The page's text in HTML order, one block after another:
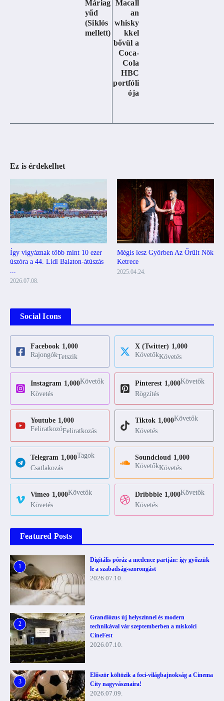
Máriag
yűd
(Siklós
mellett)
Macall
an
whisky
kkel
bővül a
Coca-
Cola
HBC
portfóli
ója
Ez is érdekelhet
Így vigyáznak több mint 10 ezer
úszóra a 44. Lidl Balaton-átúszás
...
2026.07.08.
Mégis lesz Győrben Az Őrült Nők
Ketrece
2025.04.24.
Social Icons
Facebook 1,000
RajongókTetszik
X (Twitter) 1,000
KövetőkKövetés
Instagram 1,000Követők
Követés
Pinterest 1,000Követők
Rögzítés
Youtube 1,000
FeliratkozóFeliratkozás
Tiktok 1,000Követők
Követés
Telegram 1,000Tagok
Csatlakozás
Soundcloud 1,000
KövetőkKövetés
Vimeo 1,000Követők
Követés
Dribbble 1,000Követők
Követés
Featured Posts
1
Digitális póráz a medence partján: így győzzük
le a szabadság-szorongást
2026.07.10.
2
Grandiózus új helyszínnel és modern
technikával vár szeptemberben a miskolci
CineFest
2026.07.10.
3
Először költözik a foci-világbajnokság a Cinema
City nagyvásznaira!
2026.07.09.